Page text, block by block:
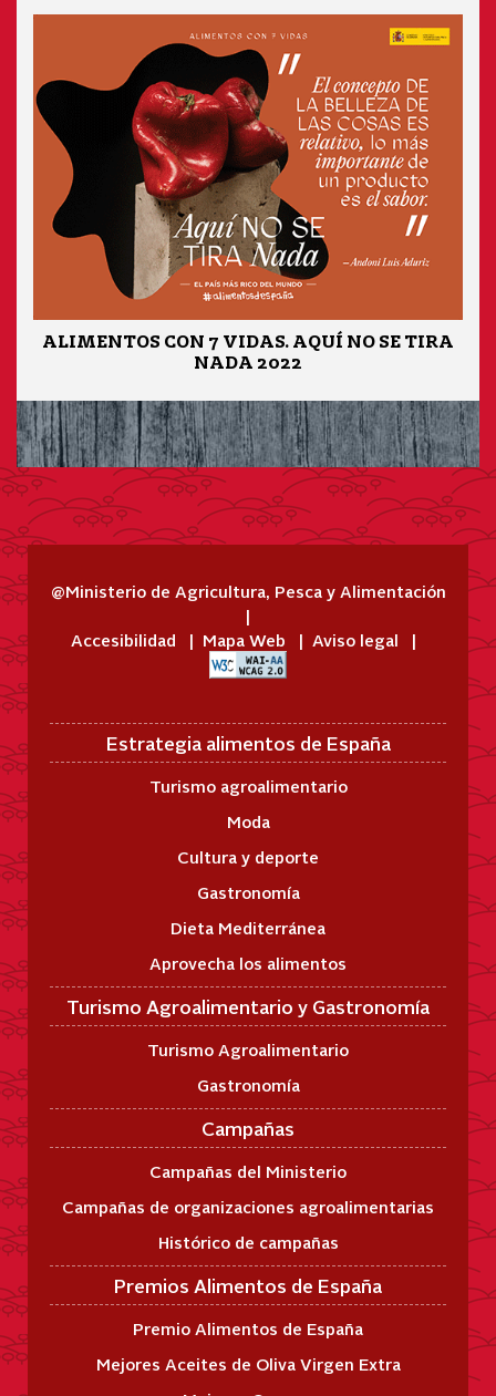
ALIMENTOS CON 7 VIDAS. AQUÍ NO SE TIRA
NADA 2022
@Ministerio de Agricultura, Pesca y Alimentación
Accesibilidad Mapa Web Aviso legal
Estrategia alimentos de España
Turismo agroalimentario
Moda
Cultura y deporte
Gastronomía
Dieta Mediterránea
Aprovecha los alimentos
Turismo Agroalimentario y Gastronomía
Turismo Agroalimentario
Gastronomía
Campañas
Campañas del Ministerio
Campañas de organizaciones agroalimentarias
Histórico de campañas
Premios Alimentos de España
Premio Alimentos de España
Mejores Aceites de Oliva Virgen Extra